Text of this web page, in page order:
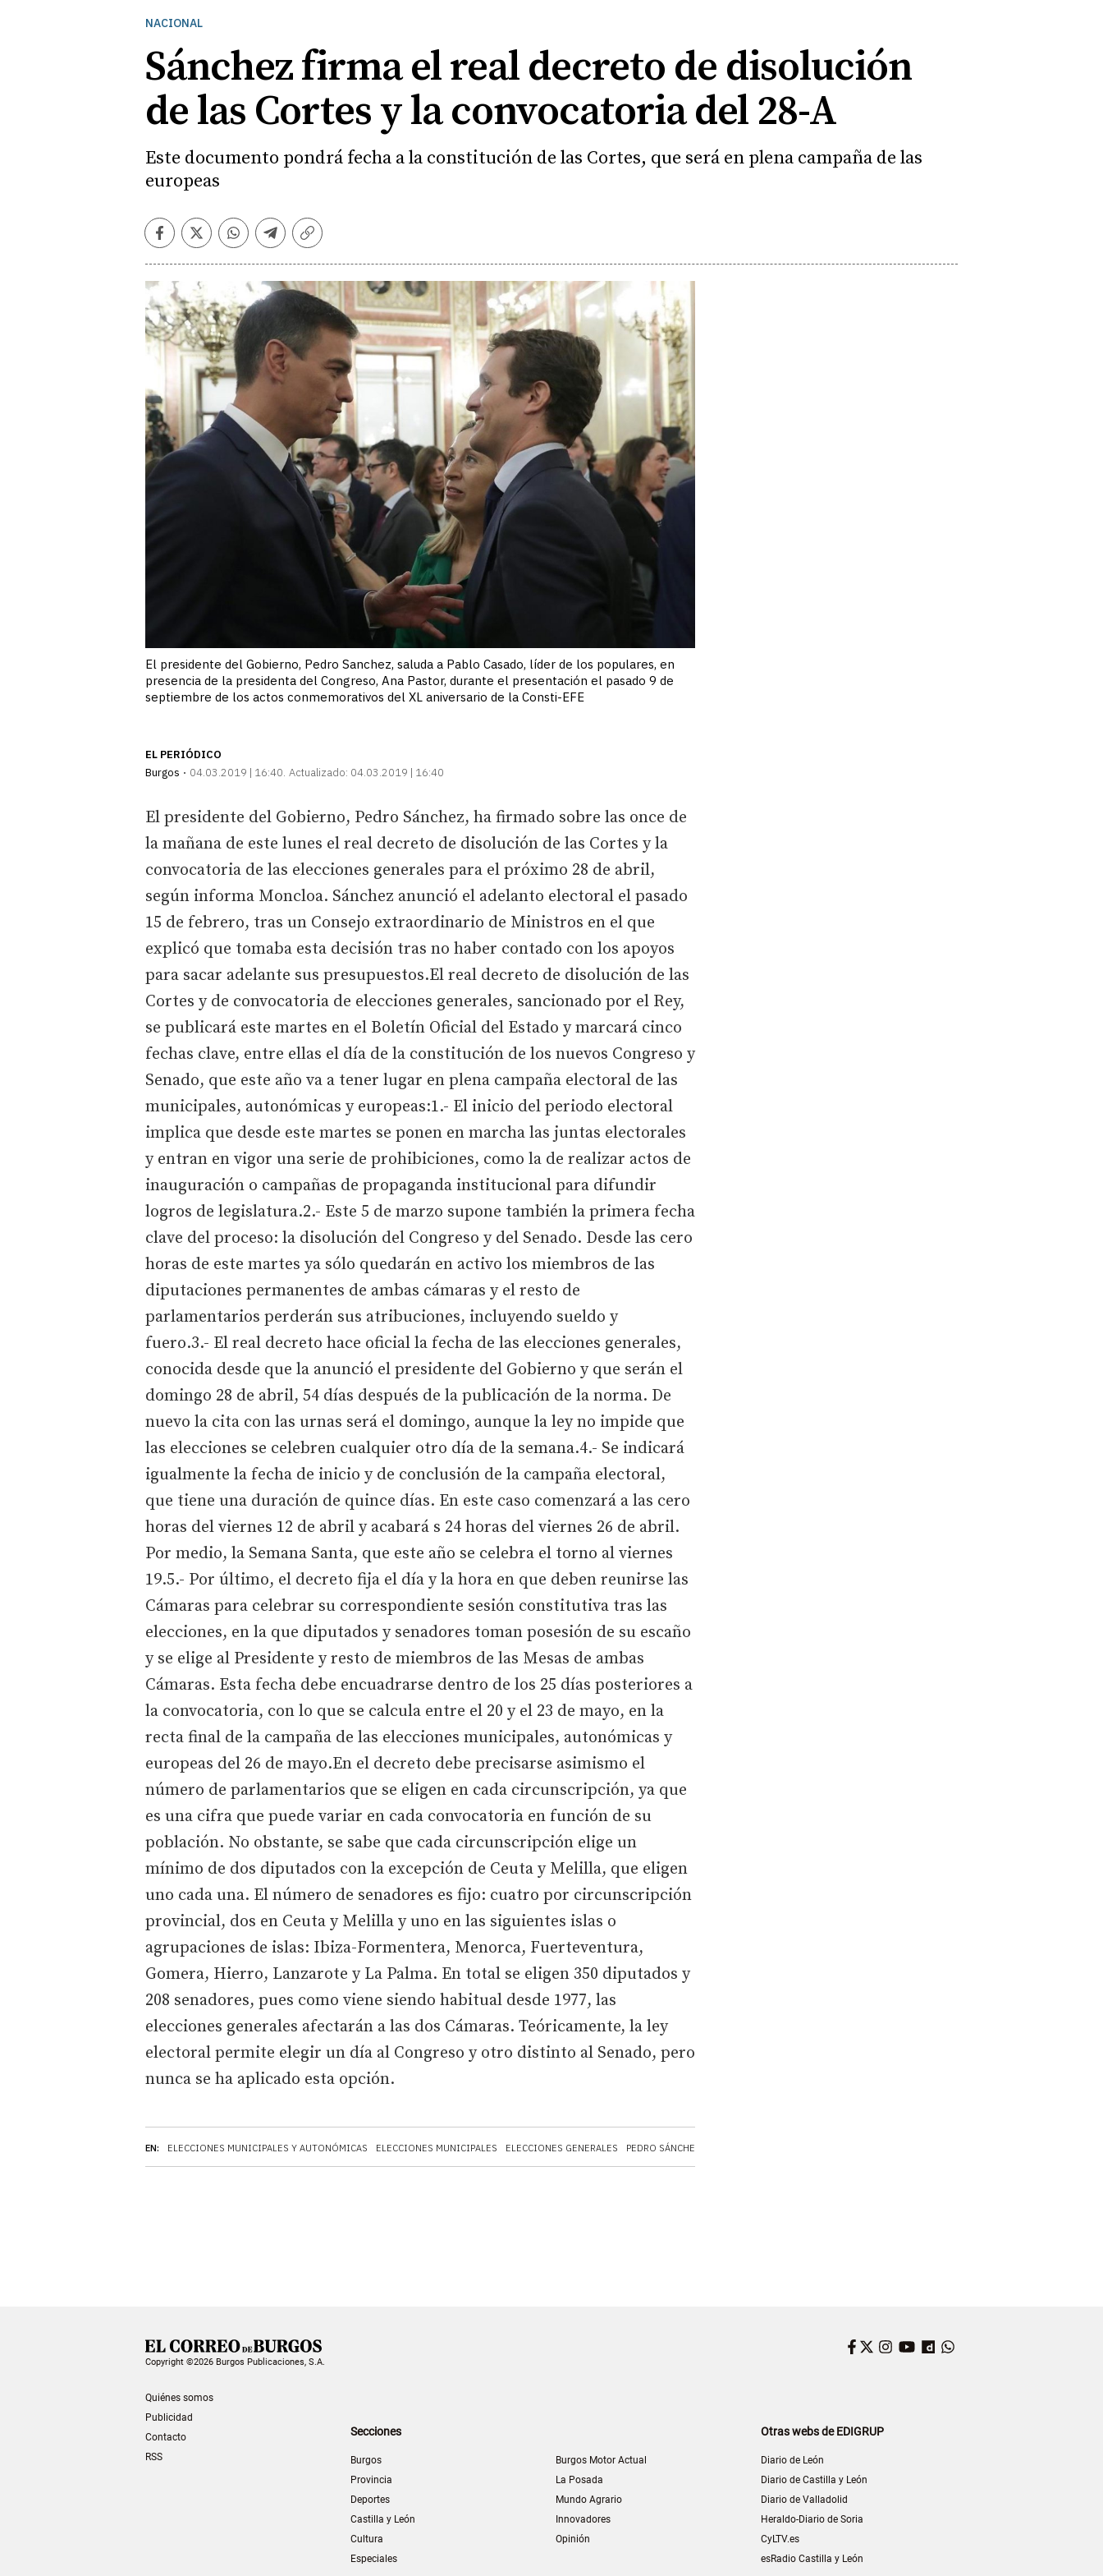
NACIONAL
Sánchez firma el real decreto de disolución
de las Cortes y la convocatoria del 28-A
Este documento pondrá fecha a la constitución de las Cortes, que será en plena campaña de las
europeas
Facebook
TwitterWhatsapp
Telegram
Copiar
El presidente del Gobierno, Pedro Sanchez, saluda a Pablo Casado, líder de los populares, en
presencia de la presidenta del Congreso, Ana Pastor, durante el presentación el pasado 9 de
septiembre de los actos conmemorativos del XL aniversario de la Consti-EFE
EL PERIÓDICO
Burgos
04.03.2019 | 16:40 Actualizado: 04.03.2019 | 16:40
EN: ELECCIONES MUNICIPALES Y AUTONÓMICAS ELECCIONES MUNICIPALES ELECCIONES GENERALES PEDRO SÁNCHEZ
El presidente del Gobierno, Pedro Sánchez, ha firmado sobre las once de
la mañana de este lunes el real decreto de disolución de las Cortes y la
convocatoria de las elecciones generales para el próximo 28 de abril,
según informa Moncloa. Sánchez anunció el adelanto electoral el pasado
15 de febrero, tras un Consejo extraordinario de Ministros en el que
explicó que tomaba esta decisión tras no haber contado con los apoyos
para sacar adelante sus presupuestos.El real decreto de disolución de las
Cortes y de convocatoria de elecciones generales, sancionado por el Rey,
se publicará este martes en el Boletín Oficial del Estado y marcará cinco
fechas clave, entre ellas el día de la constitución de los nuevos Congreso y
Senado, que este año va a tener lugar en plena campaña electoral de las
municipales, autonómicas y europeas:1.- El inicio del periodo electoral
implica que desde este martes se ponen en marcha las juntas electorales
y entran en vigor una serie de prohibiciones, como la de realizar actos de
inauguración o campañas de propaganda institucional para difundir
logros de legislatura.2.- Este 5 de marzo supone también la primera fecha
clave del proceso: la disolución del Congreso y del Senado. Desde las cero
horas de este martes ya sólo quedarán en activo los miembros de las
diputaciones permanentes de ambas cámaras y el resto de
parlamentarios perderán sus atribuciones, incluyendo sueldo y
fuero.3.- El real decreto hace oficial la fecha de las elecciones generales,
conocida desde que la anunció el presidente del Gobierno y que serán el
domingo 28 de abril, 54 días después de la publicación de la norma. De
nuevo la cita con las urnas será el domingo, aunque la ley no impide que
las elecciones se celebren cualquier otro día de la semana.4.- Se indicará
igualmente la fecha de inicio y de conclusión de la campaña electoral,
que tiene una duración de quince días. En este caso comenzará a las cero
horas del viernes 12 de abril y acabará s 24 horas del viernes 26 de abril.
Por medio, la Semana Santa, que este año se celebra el torno al viernes
19.5.- Por último, el decreto fija el día y la hora en que deben reunirse las
Cámaras para celebrar su correspondiente sesión constitutiva tras las
elecciones, en la que diputados y senadores toman posesión de su escaño
y se elige al Presidente y resto de miembros de las Mesas de ambas
Cámaras. Esta fecha debe encuadrarse dentro de los 25 días posteriores a
la convocatoria, con lo que se calcula entre el 20 y el 23 de mayo, en la
recta final de la campaña de las elecciones municipales, autonómicas y
europeas del 26 de mayo.En el decreto debe precisarse asimismo el
número de parlamentarios que se eligen en cada circunscripción, ya que
es una cifra que puede variar en cada convocatoria en función de su
población. No obstante, se sabe que cada circunscripción elige un
mínimo de dos diputados con la excepción de Ceuta y Melilla, que eligen
uno cada una. El número de senadores es fijo: cuatro por circunscripción
provincial, dos en Ceuta y Melilla y uno en las siguientes islas o
agrupaciones de islas: Ibiza-Formentera, Menorca, Fuerteventura,
Gomera, Hierro, Lanzarote y La Palma. En total se eligen 350 diputados y
208 senadores, pues como viene siendo habitual desde 1977, las
elecciones generales afectarán a las dos Cámaras. Teóricamente, la ley
electoral permite elegir un día al Congreso y otro distinto al Senado, pero
nunca se ha aplicado esta opción.
Copyright ©2026 Burgos Publicaciones, S.A.
Quiénes somos
Publicidad
Contacto
RSS
Facebook
Twitter
Instagram
YouTube
Dailymotion
Secciones
Burgos
Provincia
Deportes
Castilla y León
Cultura
Especiales
Burgos Motor Actual
La Posada
Mundo Agrario
Innovadores
Opinión
Otras webs de EDIGRUP
Diario de León
Diario de Castilla y León
Diario de Valladolid
Heraldo-Diario de Soria
CyLTV.es
esRadio Castilla y León